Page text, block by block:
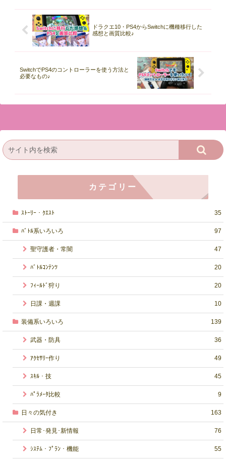
ドラクエ10・PS4からSwitchに機種移行した
感想と画質比較♪
SwitchでPS4のコントローラーを使う方法と
必要なもの♪
カテゴリー
ｽﾄｰﾘｰ・ｸｴｽﾄ 35
ﾊﾞﾄﾙ系いろいろ 97
聖守護者・常闇 47
ﾊﾞﾄﾙｺﾝﾃﾝﾂ 20
ﾌｨｰﾙﾄﾞ狩り 20
日課・週課 10
装備系いろいろ 139
武器・防具 36
ｱｸｾｻﾘｰ作り 49
ｽｷﾙ・技 45
ﾊﾟﾗﾒｰﾀ比較 9
日々の気付き 163
日常･発見･新情報 76
ｼｽﾃﾑ・ﾌﾟﾗﾝ・機能 55